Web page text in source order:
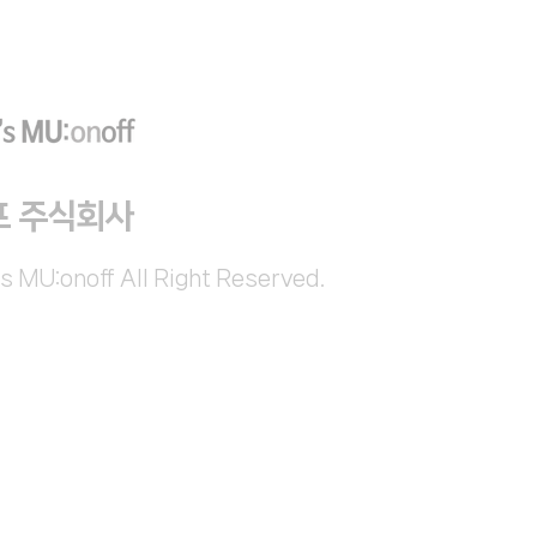
주식회사
MU:onoff All Right Reserved.